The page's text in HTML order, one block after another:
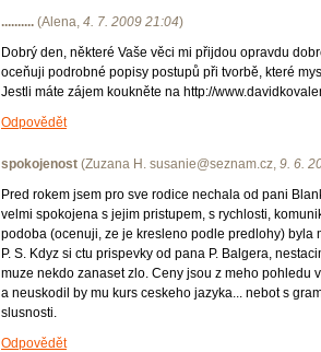
.......... (Alena, 4. 7. 2009 21:04)
Dobrý den, některé Vaše věci mi přijdou opravdu
oceňuji podrobné popisy postupů při tvorbě, které
Jestli máte zájem koukněte na http://
Odpovědět
spokojenost (Zuzana H. susanie@seznam.cz, 9. 6.
Pred rokem jsem pro sve rodice nechala od pani
velmi spokojena s jejim pristupem, s rychlosti,
podoba (ocenuji, ze je kresleno podle predlohy) byla
P. S. Kdyz si ctu prispevky od pana P. Balgera,
muze nekdo zanaset zlo. Ceny jsou z meho pohledu
a neuskodil by mu kurs ceskeho jazyka... nebot s
slusnosti.
Odpovědět